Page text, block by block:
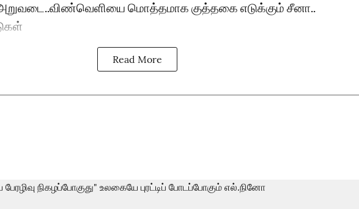
அறுவடை..விண்வெளியை மொத்தமாக குத்தகை எடுக்கும் சீனா..
Read More